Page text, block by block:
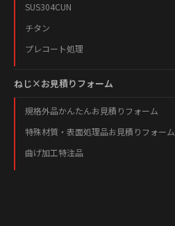
SUS304CUN
チタン
プレコート処理
ねじ×お見積りフォーム
規格外品かんたんお見積りフォーム
特殊材質・表面処理品お見積りフォーム
曲げ加工特注品